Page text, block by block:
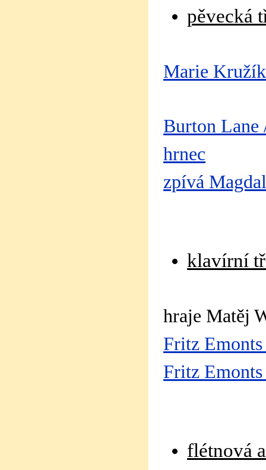
pěvecká
Marie
Burton
hrnec
zpívá
klavírní
hraje Matěj
Fritz
Fritz
flétnová